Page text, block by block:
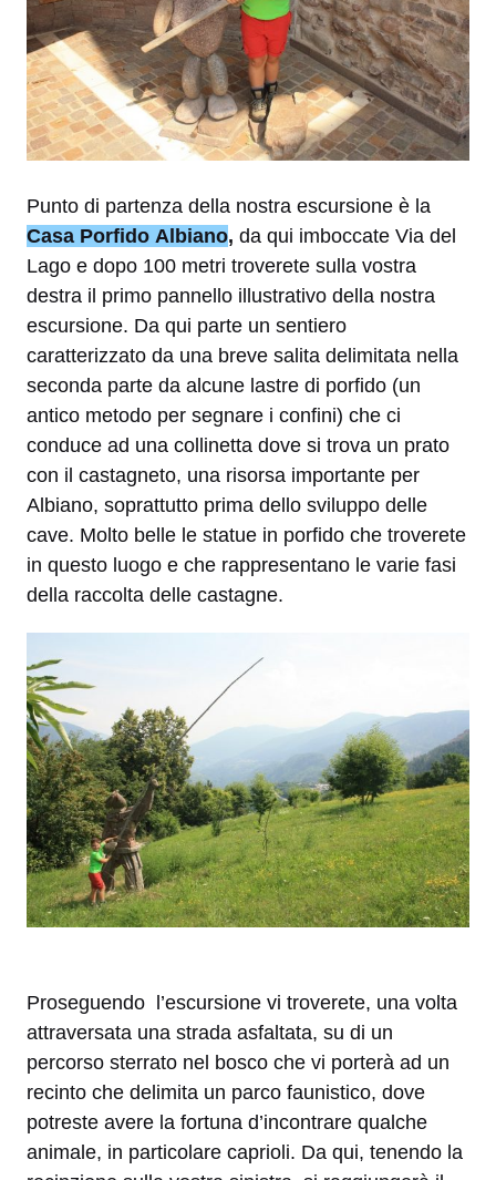
Punto di partenza della nostra escursione è la
Casa Porfido Albiano, da qui imboccate Via del
Lago e dopo 100 metri troverete sulla vostra
destra il primo pannello illustrativo della nostra
escursione. Da qui parte un sentiero
caratterizzato da una breve salita delimitata nella
seconda parte da alcune lastre di porfido (un
antico metodo per segnare i confini) che ci
conduce ad una collinetta dove si trova un prato
con il castagneto, una risorsa importante per
Albiano, soprattutto prima dello sviluppo delle
cave. Molto belle le statue in porfido che troverete
in questo luogo e che rappresentano le varie fasi
della raccolta delle castagne.
Proseguendo l’escursione vi troverete, una volta
attraversata una strada asfaltata, su di un
percorso sterrato nel bosco che vi porterà ad un
recinto che delimita un parco faunistico, dove
potreste avere la fortuna d’incontrare qualche
animale, in particolare caprioli. Da qui, tenendo la